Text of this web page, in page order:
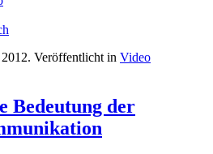
. Veröffentlicht in Video
Bedeutung der